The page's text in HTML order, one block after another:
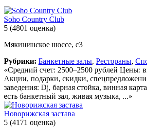
Soho Country Club
5 (4801 оценка)
Мякининское шоссе, с3
Рубрики: Банкетные залы, Рестораны,
«Средний счет: 2500–2500 рублей Цены:
Акции, подарки, скидки,
заведения: Dj, барная стойка, винная
есть банкетный зал, живая музыка, ...»
Новорижская застава
5 (4171 оценка)